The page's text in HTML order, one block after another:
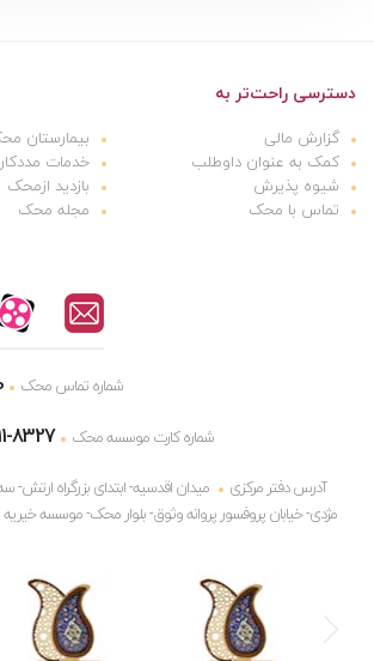
دسترسی راحت‌تر به
گزارش مالی
بیمارستان
کمک به عنوان داوطلب
خدمات
شیوه پذیرش
بازدید ازمحک
تماس با محک
مجله محک
شماره تماس محک
8327
شماره کارت موسسه محک
آدرس دفتر مرکزی
میدان اقدسیه- ابتدای بزرگراه ارتش-
مژدی- خیابان پروفسور پروانه وثوق- بلوار محک- موسسه